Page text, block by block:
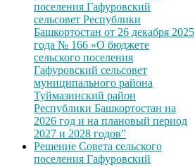
поселения Гафуровский
сельсовет Республики
Башкортостан от 26 декабря 2025
года № 166 «О бюджете
сельского поселения
Гафуровский сельсовет
муниципального района
Туймазинский район
Республики Башкортостан на
2026 год и на плановый период
2027 и 2028 годов”
Решение Совета сельского
поселения Гафуровский